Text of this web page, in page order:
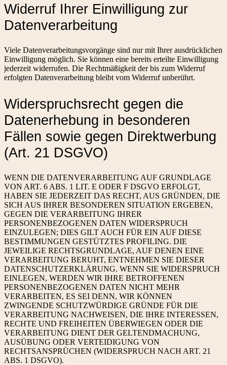
Widerruf Ihrer Einwilligung zur
Datenverarbeitung
Viele Datenverarbeitungsvorgänge sind nur mit Ihrer ausdrücklichen
Einwilligung möglich. Sie können eine bereits erteilte Einwilligung
jederzeit widerrufen. Die Rechtmäßigkeit der bis zum Widerruf
erfolgten Datenverarbeitung bleibt vom Widerruf unberührt.
Widerspruchsrecht gegen die
Datenerhebung in besonderen
Fällen sowie gegen Direktwerbung
(Art. 21 DSGVO)
WENN DIE DATENVERARBEITUNG AUF GRUNDLAGE
VON ART. 6 ABS. 1 LIT. E ODER F DSGVO ERFOLGT,
HABEN SIE JEDERZEIT DAS RECHT, AUS GRÜNDEN, DIE
SICH AUS IHRER BESONDEREN SITUATION ERGEBEN,
GEGEN DIE VERARBEITUNG IHRER
PERSONENBEZOGENEN DATEN WIDERSPRUCH
EINZULEGEN; DIES GILT AUCH FÜR EIN AUF DIESE
BESTIMMUNGEN GESTÜTZTES PROFILING. DIE
JEWEILIGE RECHTSGRUNDLAGE, AUF DENEN EINE
VERARBEITUNG BERUHT, ENTNEHMEN SIE DIESER
DATENSCHUTZERKLÄRUNG. WENN SIE WIDERSPRUCH
EINLEGEN, WERDEN WIR IHRE BETROFFENEN
PERSONENBEZOGENEN DATEN NICHT MEHR
VERARBEITEN, ES SEI DENN, WIR KÖNNEN
ZWINGENDE SCHUTZWÜRDIGE GRÜNDE FÜR DIE
VERARBEITUNG NACHWEISEN, DIE IHRE INTERESSEN,
RECHTE UND FREIHEITEN ÜBERWIEGEN ODER DIE
VERARBEITUNG DIENT DER GELTENDMACHUNG,
AUSÜBUNG ODER VERTEIDIGUNG VON
RECHTSANSPRÜCHEN (WIDERSPRUCH NACH ART. 21
ABS. 1 DSGVO).